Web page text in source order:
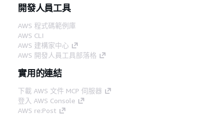
開發人員工具
AWS 程式碼範例庫
AWS CLI
AWS 建構家中心
AWS 開發人員工具部落格
實用的連結
下載 AWS 文件 MCP 伺服器
登入 AWS Console
AWS re:Post